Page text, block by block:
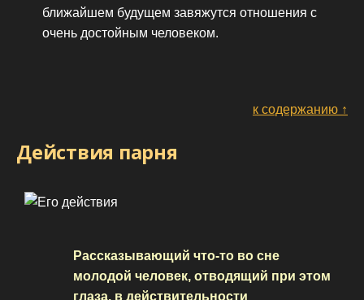
ближайшем будущем завяжутся отношения с
очень достойным человеком.
к содержанию ↑
Действия парня
Рассказывающий что-то во сне
молодой человек, отводящий при этом
глаза, в действительности